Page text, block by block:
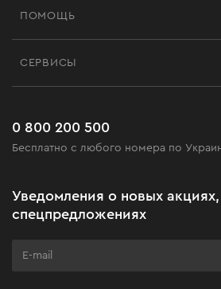
Черная пятница
Клуб мастерства
ПОМОЩЬ
Часто задаваемые вопросы
СЕРВИСЫ
0 800 200 500
Бесплатно с любого номера по
Уведомления о новых
спецпредложениях